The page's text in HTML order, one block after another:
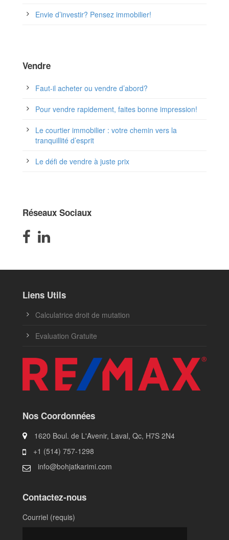
Envie d’investir? Pensez immobilier!
Vendre
Faut-il acheter ou vendre d’abord?
Pour vendre rapidement, faites bonne impression!
Le courtier immobilier : votre chemin vers la
tranquillité d’esprit
Le défi de vendre à juste prix
Réseaux Sociaux
Liens Utils
Calculatrice droit de mutation
Evaluation Gratuite
Nos Coordonnées
1620 Boul. de L'Avenir, Laval, Qc, H7S 2N4
+1 (514) 757-1298
info@bohjatkarimi.com
Contactez-nous
Courriel (requis)